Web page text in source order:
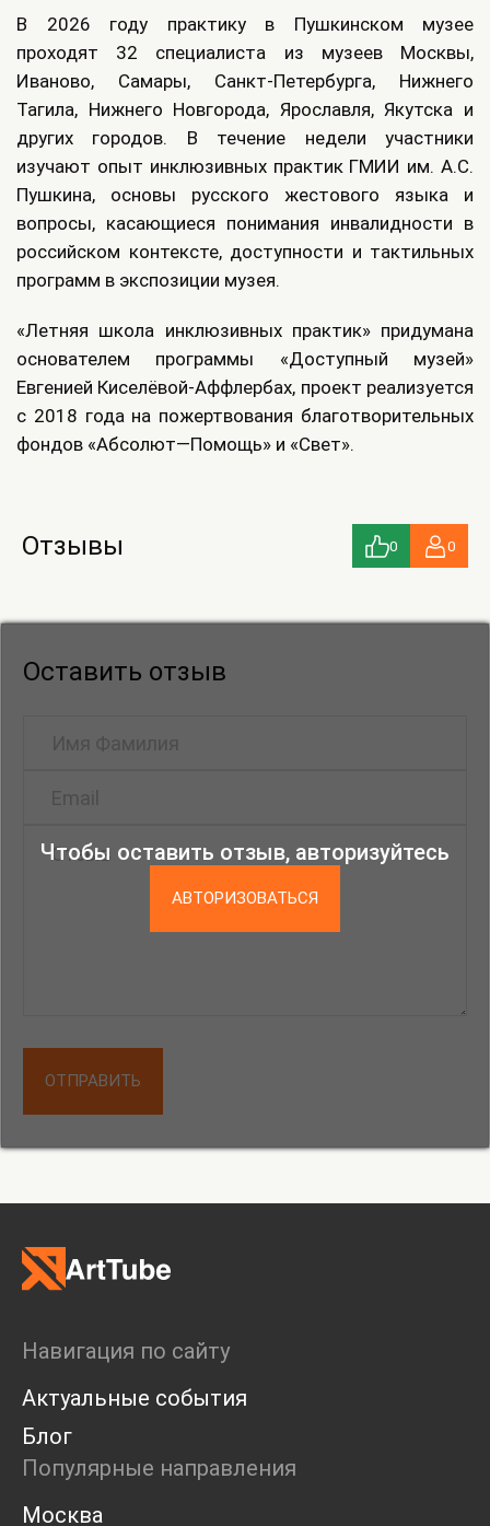
В 2026 году практику в Пушкинском музее
проходят 32 специалиста из музеев Москвы,
Иваново, Самары, Санкт-Петербурга, Нижнего
Тагила, Нижнего Новгорода, Ярославля, Якутска и
других городов. В течение недели участники
изучают опыт инклюзивных практик ГМИИ им. А.С.
Пушкина, основы русского жестового языка и
вопросы, касающиеся понимания инвалидности в
российском контексте, доступности и тактильных
программ в экспозиции музея.
«Летняя школа инклюзивных практик» придумана
основателем программы «Доступный музей»
Евгенией Киселёвой-Аффлербах, проект реализуется
с 2018 года на пожертвования благотворительных
фондов «Абсолют—Помощь» и «Свет».
Отзывы 0 0
Чтобы оставить отзыв, авторизуйтесь
АВТОРИЗОВАТЬСЯ
Оставить отзыв
ОТПРАВИТЬ
Навигация по сайту
Актуальные события
Блог
Популярные направления
Москва